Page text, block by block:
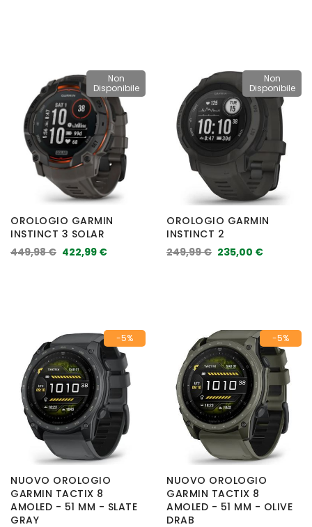
Non
Disponibile
OROLOGIO GARMIN
INSTINCT 3 SOLAR
422,99 €
449,98 €
Non
Disponibile
OROLOGIO GARMIN
INSTINCT 2
235,00 €
249,99 €
-5%
NUOVO OROLOGIO
GARMIN TACTIX 8
AMOLED - 51 MM - SLATE
GRAY
-5%
NUOVO OROLOGIO
GARMIN TACTIX 8
AMOLED - 51 MM - OLIVE
DRAB